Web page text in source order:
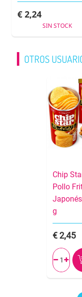
€ 2,24
SIN STOCK
OTROS
Chip
Pollo
g
2,45
 